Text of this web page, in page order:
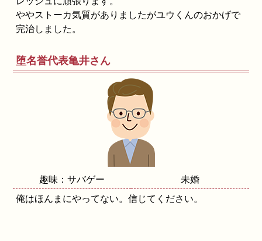
ややストーカ気質がありましたがユウくんのおかげで
完治しました。
堕名誉代表亀井さん
趣味：サバゲー
未婚
俺はほんまにやってない。信じてください。